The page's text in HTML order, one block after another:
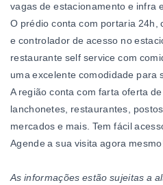
vagas de estacionamento e infra
O prédio conta com portaria 24h,
e controlador de acesso no
restaurante self service com
uma excelente comodidade para
A região conta com farta oferta
lanchonetes, restaurantes,
mercados e mais. Tem fácil
Agende a sua visita agora
As informações estão sujeitas a